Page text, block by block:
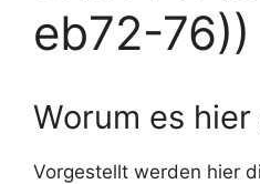
eb72-76))
Worum es
Vorgestellt werden hier